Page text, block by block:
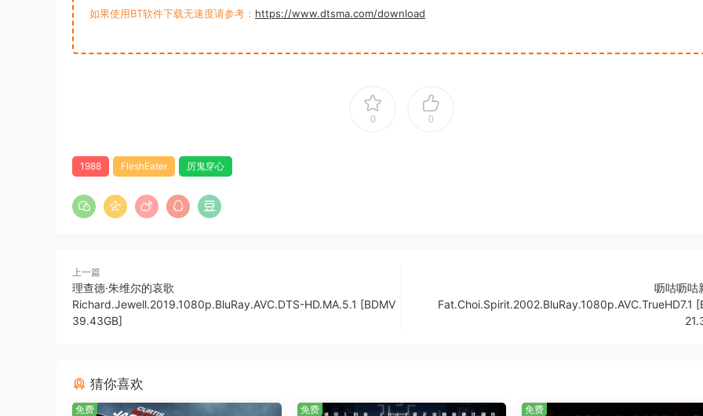
如果使用BT软件下载无速度请参考： https://www.dtsma.com/download
0 0
1988 FleshEater 厉鬼穿心
上一篇
理查德·朱维尔的哀歌
Richard.Jewell.2019.1080p.BluRay.AVC.DTS-HD.MA.5.1 [BDMV
39.43GB]
呖咕呖咕
Fat.Choi.Spirit.2002.BluRay.1080p.AVC.TrueHD7.1
猜你喜欢
免费 免费 免费